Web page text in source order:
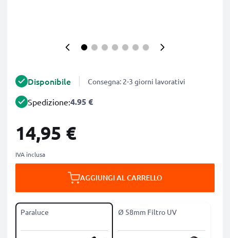
Disponibile Consegna: 2-3 giorni lavorativi
Spedizione:4.95 €
14,95 €
IVA inclusa
AGGIUNGI AL CARRELLO
Paraluce Ø 58mm Filtro UV